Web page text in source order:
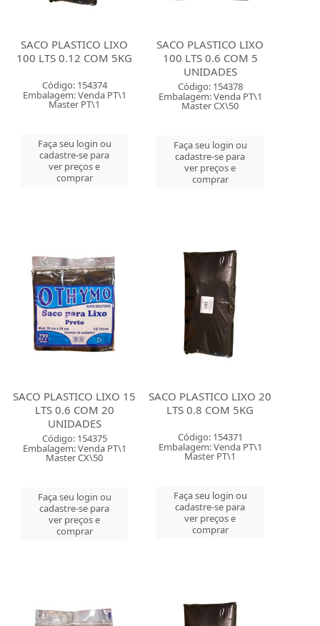
SACO PLASTICO LIXO
100 LTS 0.12 COM 5KG
Código: 154374
Embalagem: Venda PT\1
Master PT\1
Faça seu login ou
cadastre-se para
ver preços e
comprar
SACO PLASTICO LIXO
100 LTS 0.6 COM 5
UNIDADES
Código: 154378
Embalagem: Venda PT\1
Master CX\50
Faça seu login ou
cadastre-se para
ver preços e
comprar
SACO PLASTICO LIXO 15
LTS 0.6 COM 20
UNIDADES
Código: 154375
Embalagem: Venda PT\1
Master CX\50
Faça seu login ou
cadastre-se para
ver preços e
comprar
SACO PLASTICO LIXO 20
LTS 0.8 COM 5KG
Código: 154371
Embalagem: Venda PT\1
Master PT\1
Faça seu login ou
cadastre-se para
ver preços e
comprar